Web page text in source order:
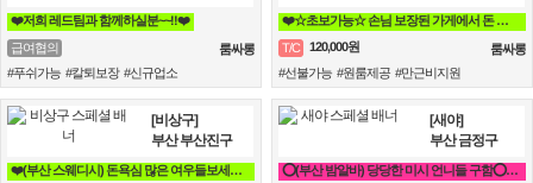
❤️저희 레드팀과 함께하실분~~!!❤️
급여협의
룸싸롱
#푸쉬가능 #칼퇴보장 #신규업소
❤️☆초보가능☆ 손님 보장된 가게에서 돈 버시는데만 집중하세요!!❤️
T/C
120,000원
룸싸롱
#선불가능 #원룸제공 #만근비지원
[비상구]
부산 부산진구
❤️(부산 스웨디시) 돈욕심 많은 여우들보세요~❤️
[새야]
부산 금정구
⭕(부산 밤알바) 당당한 미시 언니들 구함⭕ 노래방알바 도우미